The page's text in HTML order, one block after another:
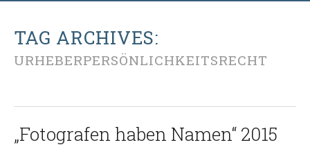
TAG ARCHIVES:
URHEBERPERSÖNLICHKEITSRECHT
„Fotografen haben Namen“ 2015